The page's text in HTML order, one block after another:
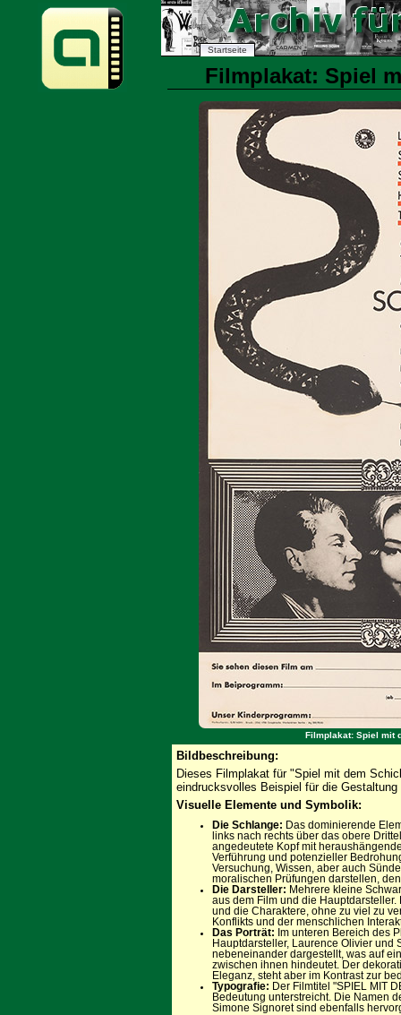
Startseite
Filmplakat: Spiel
Filmplakat: Spiel mit
Bildbeschreibung:
Dieses Filmplakat für "Spiel mit dem
eindrucksvolles Beispiel für die
Visuelle Elemente und Symbolik:
Die Schlange: Das dominierende
links nach rechts über das obere
angedeutete Kopf mit
Verführung und potenzieller
Versuchung, Wissen, aber auch
moralischen Prüfungen darstellen,
Die Darsteller: Mehrere kleine
aus dem Film und die
und die Charaktere, ohne zu viel zu
Konflikts und der menschlichen
Das Porträt: Im unteren Bereich des
Hauptdarsteller, Laurence Olivier und
nebeneinander dargestellt, was auf
zwischen ihnen hindeutet. Der
Eleganz, steht aber im Kontrast zur
Typografie: Der Filmtitel "SPIEL MIT
Bedeutung unterstreicht. Die Namen
Simone Signoret sind ebenfalls